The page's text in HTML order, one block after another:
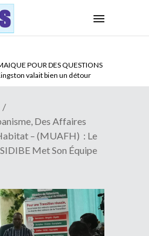
POUR DES QUESTIONS
: Kingston valait bien un détour
PAUL BIYA DU CAMEROUN :
Des Affaires
– (MUAFH) : Le
Met Son Équipe